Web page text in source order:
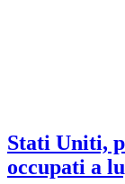
Stati Uniti,
occupati a